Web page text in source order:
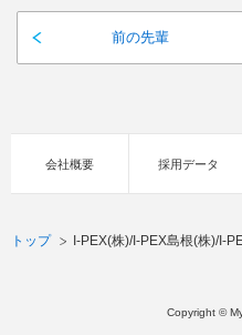
前の先輩
会社概要 採用データ
トップ I-PEX(株)/I-PEX島根(株)/I-
Copyright ©